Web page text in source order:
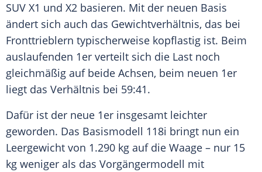
SUV X1 und X2 basieren. Mit der neuen Basis
ändert sich auch das Gewichtverhältnis, das bei
Fronttrieblern typischerweise kopflastig ist. Beim
auslaufenden 1er verteilt sich die Last noch
gleichmäßig auf beide Achsen, beim neuen 1er
liegt das Verhältnis bei 59:41.
Dafür ist der neue 1er insgesamt leichter
geworden. Das Basismodell 118i bringt nun ein
Leergewicht von 1.290 kg auf die Waage – nur 15
kg weniger als das Vorgängermodell mit